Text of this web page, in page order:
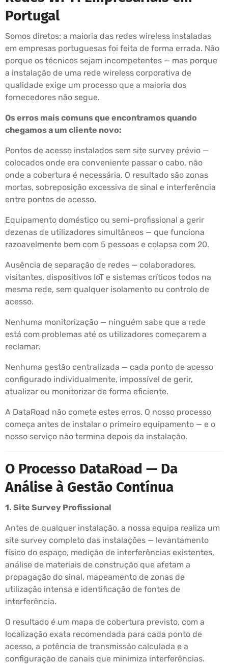
Portugal
Somos diretos: a maioria das redes wireless instaladas
em empresas portuguesas foi feita de forma errada. Não
porque os técnicos sejam incompetentes — mas porque
a instalação de uma rede wireless corporativa de
qualidade exige um processo que a maioria dos
fornecedores não segue.
Os erros mais comuns que encontramos quando
chegamos a um cliente novo:
Pontos de acesso instalados sem site survey prévio —
colocados onde era conveniente passar o cabo, não
onde a cobertura é necessária. O resultado são zonas
mortas, sobreposição excessiva de sinal e interferência
entre pontos de acesso.
Equipamento doméstico ou semi-profissional a gerir
dezenas de utilizadores simultâneos — que funciona
razoavelmente bem com 5 pessoas e colapsa com 20.
Ausência de separação de redes — colaboradores,
visitantes, dispositivos IoT e sistemas críticos todos na
mesma rede, sem qualquer isolamento ou controlo de
acesso.
Nenhuma monitorização — ninguém sabe que a rede
está com problemas até os utilizadores começarem a
reclamar.
Nenhuma gestão centralizada — cada ponto de acesso
configurado individualmente, impossível de gerir,
atualizar ou monitorizar de forma eficiente.
A DataRoad não comete estes erros. O nosso processo
começa antes de instalar o primeiro equipamento — e o
nosso serviço não termina depois da instalação.
O Processo DataRoad — Da
Análise à Gestão Contínua
1. Site Survey Profissional
Antes de qualquer instalação, a nossa equipa realiza um
site survey completo das instalações — levantamento
físico do espaço, medição de interferências existentes,
análise de materiais de construção que afetam a
propagação do sinal, mapeamento de zonas de
utilização intensa e identificação de fontes de
interferência.
O resultado é um mapa de cobertura previsto, com a
localização exata recomendada para cada ponto de
acesso, a potência de transmissão calculada e a
configuração de canais que minimiza interferências.